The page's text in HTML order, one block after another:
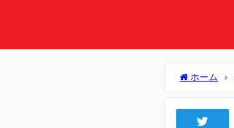
ホーム